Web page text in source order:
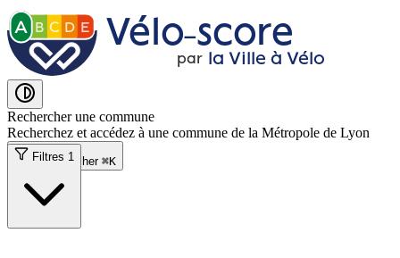
E
D
C
B
A
la Ville à Vélo
par
Vélo˗score
Rechercher une commune
Recherchez et accédez à une commune de la Métropole de Lyon
Rechercher ⌘K
Filtres 1